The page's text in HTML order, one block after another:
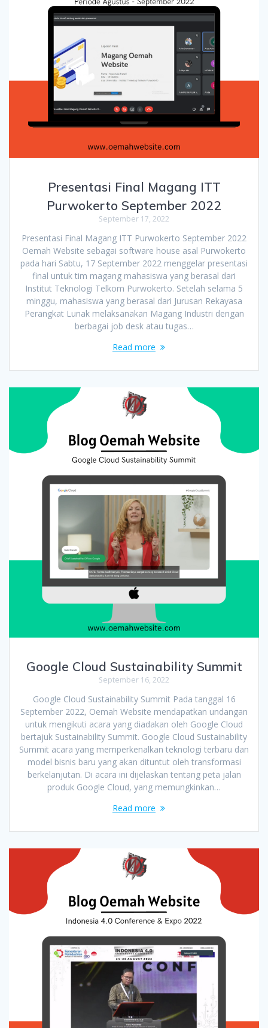
Presentasi Final Magang ITT
Purwokerto September 2022
September 17, 2022
Presentasi Final Magang ITT Purwokerto September 2022
Oemah Website sebagai software house asal Purwokerto
pada hari Sabtu, 17 September 2022 menggelar presentasi
final untuk tim magang mahasiswa yang berasal dari
Institut Teknologi Telkom Purwokerto. Setelah selama 5
minggu, mahasiswa yang berasal dari Jurusan Rekayasa
Perangkat Lunak melaksanakan Magang Industri dengan
berbagai job desk atau tugas…
Read more
Google Cloud Sustainability Summit
September 16, 2022
Google Cloud Sustainability Summit Pada tanggal 16
September 2022, Oemah Website mendapatkan undangan
untuk mengikuti acara yang diadakan oleh Google Cloud
bertajuk Sustainability Summit. Google Cloud Sustainability
Summit acara yang memperkenalkan teknologi terbaru dan
model bisnis baru yang akan dituntut oleh transformasi
berkelanjutan. Di acara ini dijelaskan tentang peta jalan
produk Google Cloud, yang memungkinkan…
Read more